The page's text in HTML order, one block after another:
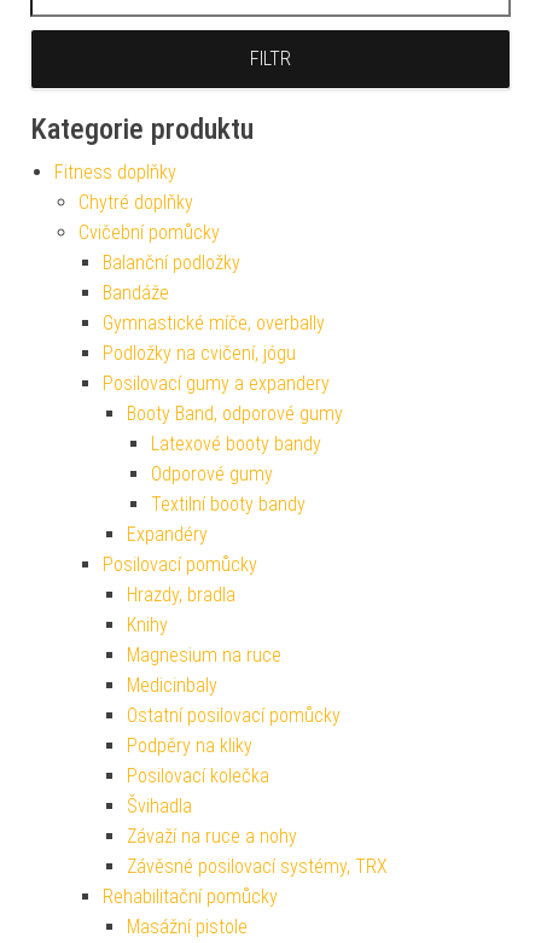
FILTR
Kategorie produktu
Fitness doplňky
Chytré doplňky
Cvičební pomůcky
Balanční podložky
Bandáže
Gymnastické míče, overbally
Podložky na cvičení, jógu
Posilovací gumy a expandery
Booty Band, odporové gumy
Latexové booty bandy
Odporové gumy
Textilní booty bandy
Expandéry
Posilovací pomůcky
Hrazdy, bradla
Knihy
Magnesium na ruce
Medicinbaly
Ostatní posilovací pomůcky
Podpěry na kliky
Posilovací kolečka
Švihadla
Závaží na ruce a nohy
Závěsné posilovací systémy, TRX
Rehabilitační pomůcky
Masážní pistole